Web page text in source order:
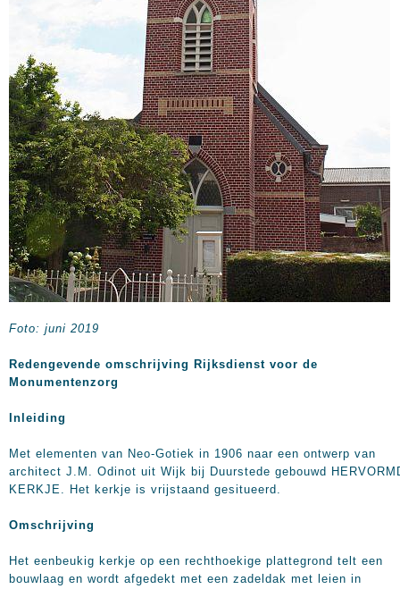
Foto: juni 2019
Redengevende omschrijving Rijksdienst voor de
Monumentenzorg
Inleiding
Met elementen van Neo-Gotiek in 1906 naar een ontwerp van
architect J.M. Odinot uit Wijk bij Duurstede gebouwd
KERKJE. Het kerkje is vrijstaand gesitueerd.
Omschrijving
Het eenbeukig kerkje op een rechthoekige plattegrond telt een
bouwlaag en wordt afgedekt met een zadeldak met leien in